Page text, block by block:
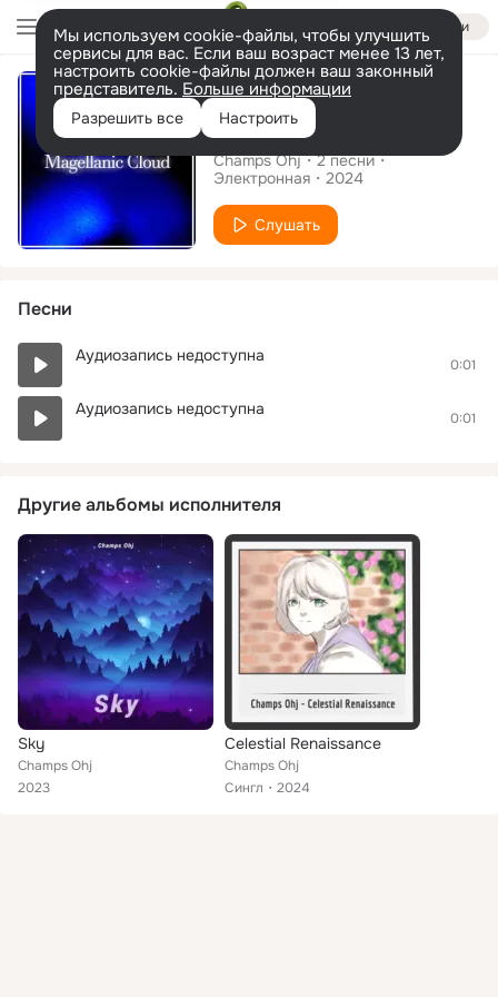
Войти
Мы используем cookie-файлы, чтобы улучшить
сервисы для вас. Если ваш возраст менее 13 лет,
настроить cookie-файлы должен ваш законный
представитель. Больше информации
Разрешить все Настроить
Альбом
Magellanic Cloud
Champs Ohj 2песни
Электронная
2024
Слушать
Песни
Аудиозапись недоступна 0:01
Аудиозапись недоступна 0:01
Другие альбомы исполнителя
Sky
Champs Ohj
2023
Celestial Renaissance
Champs Ohj
Сингл
2024